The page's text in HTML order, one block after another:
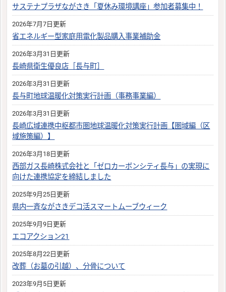
サステナプラザながさき「夏休み環境講座」参加者募集中！
2026年7月7日更新
省エネルギー型家庭用電化製品購入事業補助金
2026年3月31日更新
長崎県衛生優良店［長与町］
2026年3月31日更新
長与町地球温暖化対策実行計画（事務事業編）
2026年3月31日更新
長崎広域連携中枢都市圏地球温暖化対策実行計画【圏域編（区
域施策編）】
2026年3月18日更新
西部ガス長崎株式会社と「ゼロカーボンシティ長与」の実現に
向けた連携協定を締結しました
2025年9月25日更新
県内一斉ながさきデコ活スマートムーブウィーク
2025年9月9日更新
エコアクション21
2025年8月22日更新
改葬（お墓の引越）、分骨について
2023年9月5日更新